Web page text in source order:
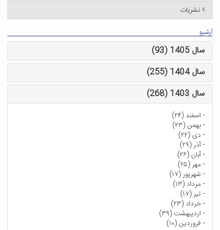
نشریات
آرشیو
سال 1405 (93)
سال 1404 (255)
سال 1403 (268)
- اسفند (۲۴)
-بهمن (۲۳)
- دی (۲۲)
-آذر (۲۹)
-آبان (۲۶)
-مهر (۲۵)
- شهریور (۱۷)
-مرداد (۱۳)
-تیر (۱۷)
-خرداد (۲۳)
- اردیبهشت (۳۹)
- فروردین (۱۰)